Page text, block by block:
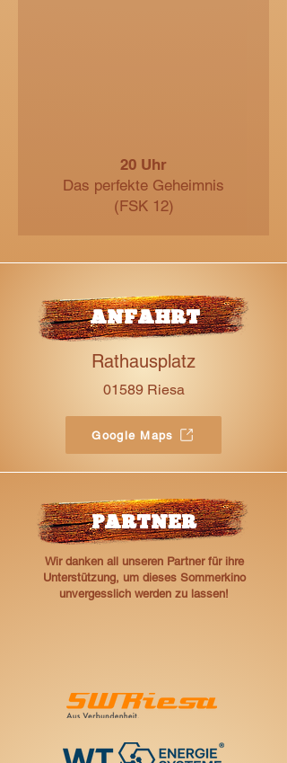
20 Uhr
Das perfekte Geheimnis
(FSK 12)
ANFAHRT
Rathausplatz
01589 Riesa
Google Maps
PARTNER
Wir danken all unseren Partner für ihre
Unterstützung, um dieses Sommerkino
unvergesslich werden zu lassen!